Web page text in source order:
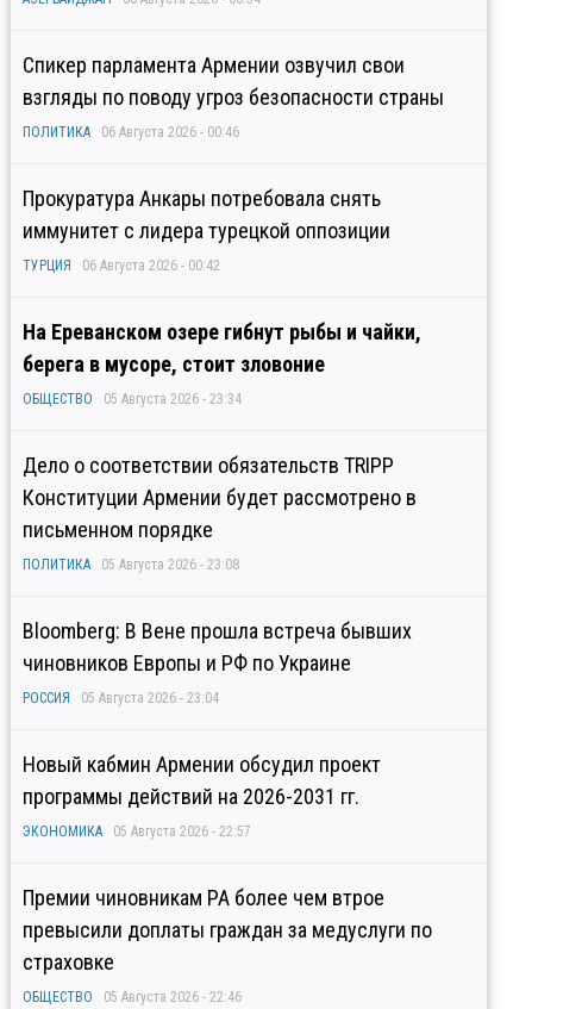
Спикер парламента Армении озвучил свои
взгляды по поводу угроз безопасности страны
ПОЛИТИКА 06 Августа 2026 - 00:46
Прокуратура Анкары потребовала снять
иммунитет с лидера турецкой оппозиции
ТУРЦИЯ 06 Августа 2026 - 00:42
На Ереванском озере гибнут рыбы и чайки,
берега в мусоре, стоит зловоние
ОБЩЕСТВО 05 Августа 2026 - 23:34
Дело о соответствии обязательств TRIPP
Конституции Армении будет рассмотрено в
письменном порядке
ПОЛИТИКА 05 Августа 2026 - 23:08
Bloomberg: В Вене прошла встреча бывших
чиновников Европы и РФ по Украине
РОССИЯ 05 Августа 2026 - 23:04
Новый кабмин Армении обсудил проект
программы действий на 2026-2031 гг.
ЭКОНОМИКА 05 Августа 2026 - 22:57
Премии чиновникам РА более чем втрое
превысили доплаты граждан за медуслуги по
страховке
ОБЩЕСТВО 05 Августа 2026 - 22:46